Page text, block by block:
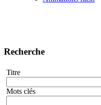
Recherche
Titre
Mots clés